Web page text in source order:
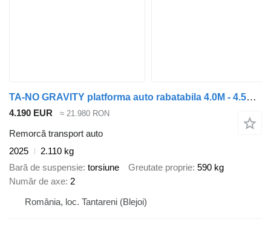
TA-NO GRAVITY platforma auto rabatabila 4.0M - 4.5M - 5.0M 2700 KG
4.190 EUR ≈ 21.980 RON
Remorcă transport auto
2025
2.110 kg
Bară de suspensie torsiune Greutate proprie 590 kg
Număr de axe 2
România, loc. Tantareni (Blejoi)